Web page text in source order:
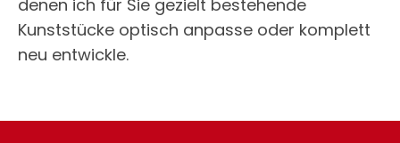
denen ich für Sie gezielt bestehende
Kunststücke optisch anpasse oder komplett
neu entwickle.